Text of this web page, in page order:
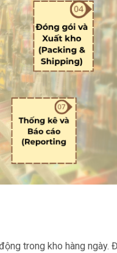
trong kho hàng ngày.